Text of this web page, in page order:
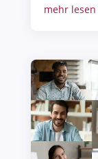
mehr lesen